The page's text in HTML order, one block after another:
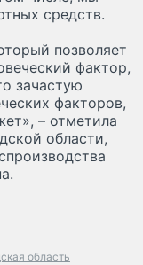
средств.
позволяет
фактор,
зачастую
факторов,
– отметила
области,
область